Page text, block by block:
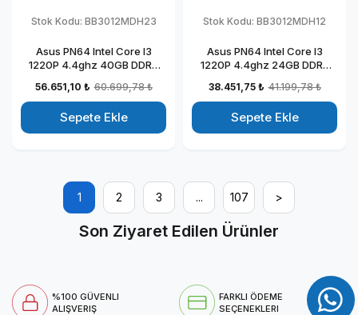
Stok Kodu: BB3012MDH23
Asus PN64 Intel Core I3
1220P 4.4ghz 40GB DDR5
Windows 11 Home Kurumsal
Mini Bilgisayar BB3012MDH23
56.651,10 ₺ 60.699,78 ₺
Sepete Ekle
Stok Kodu: BB3012MDH12
Asus PN64 Intel Core I3
1220P 4.4ghz 24GB DDR5
Graphics Windows 11 Home
Kurumsal Mini Bilgisayar
BB3012MDH12
38.451,75 ₺ 41.199,78 ₺
Sepete Ekle
1 2 3 ... 107 >
Son Ziyaret Edilen Ürünler
%100 GÜVENLI
ALIŞVERIŞ
FARKLI ÖDEME
SEÇENEKLERI